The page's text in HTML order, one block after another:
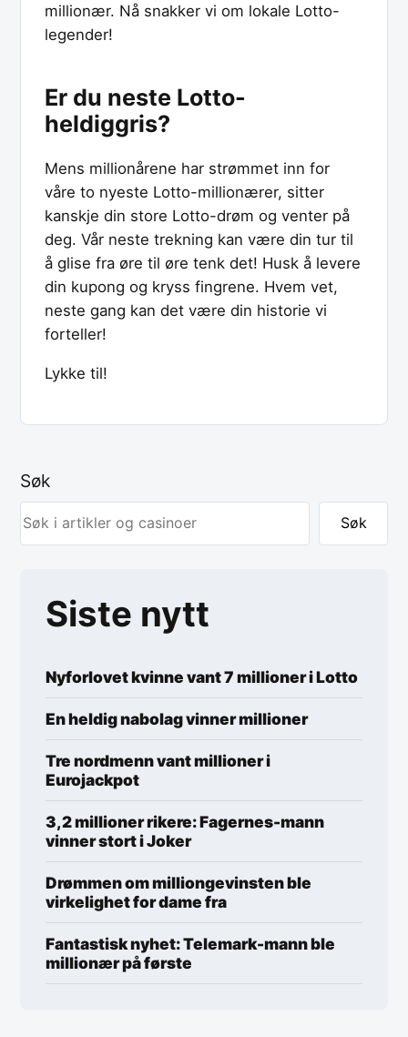
millionær. Nå snakker vi om lokale Lotto-
legender!
Er du neste Lotto-
heldiggris?
Mens millionårene har strømmet inn for
våre to nyeste Lotto-millionærer, sitter
kanskje din store Lotto-drøm og venter på
deg. Vår neste trekning kan være din tur til
å glise fra øre til øre tenk det! Husk å levere
din kupong og kryss fingrene. Hvem vet,
neste gang kan det være din historie vi
forteller!
Lykke til!
Søk
Søk
Siste nytt
Nyforlovet kvinne vant 7 millioner i Lotto
En heldig nabolag vinner millioner
Tre nordmenn vant millioner i
Eurojackpot
3,2 millioner rikere: Fagernes-mann
vinner stort i Joker
Drømmen om milliongevinsten ble
virkelighet for dame fra
Fantastisk nyhet: Telemark-mann ble
millionær på første